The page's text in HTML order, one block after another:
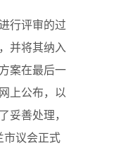
行评审的过
并将其纳入
案在最后一
上公布，以
妥善处理，
市议会正式